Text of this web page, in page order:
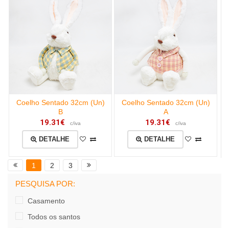
Coelho Sentado 32cm (Un)
B
19.31€ c/iva
DETALHE
Coelho Sentado 32cm (Un)
A
19.31€ c/iva
DETALHE
1 2 3
PESQUISA POR:
Casamento
Todos os santos